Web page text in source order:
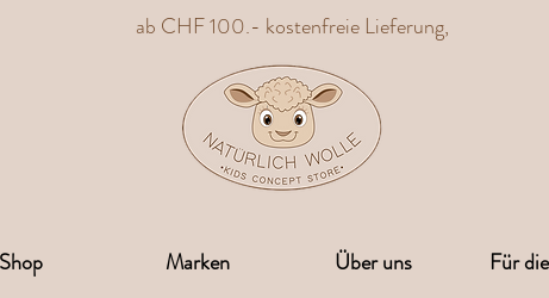
ab CHF 100.- kostenfreie Lieferung,
Shop Marken Über uns Für